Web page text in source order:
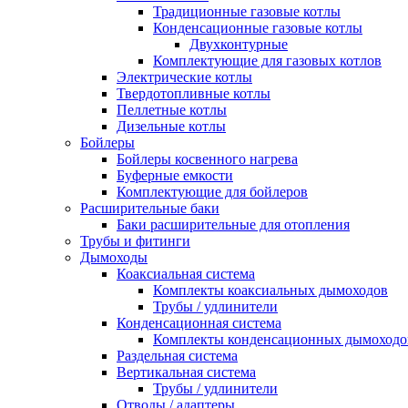
Традиционные газовые котлы
Конденсационные газовые котлы
Двухконтурные
Комплектующие для газовых котлов
Электрические котлы
Твердотопливные котлы
Пеллетные котлы
Дизельные котлы
Бойлеры
Бойлеры косвенного нагрева
Буферные емкости
Комплектующие для бойлеров
Расширительные баки
Баки расширительные для отопления
Трубы и фитинги
Дымоходы
Коаксиальная система
Комплекты коаксиальных дымоходов
Трубы / удлинители
Конденсационная система
Комплекты конденсационных
Раздельная система
Вертикальная система
Трубы / удлинители
Отводы / адаптеры